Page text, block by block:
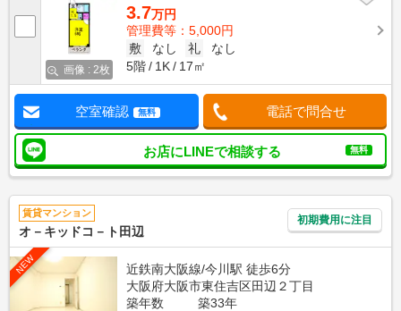
画像 : 2枚
3.7万円
管理費等：5,000円
敷
なし 礼
なし
5階
1K 17㎡
空室確認 無料 電話で問合せ
お店にLINEで相談する 無料
賃貸マンション
オ－キッドコ－ト田辺
初期費用に注目
NEW
近鉄南大阪線/今川駅 徒歩6分
大阪府大阪市東住吉区田辺２丁目
築年数
築33年